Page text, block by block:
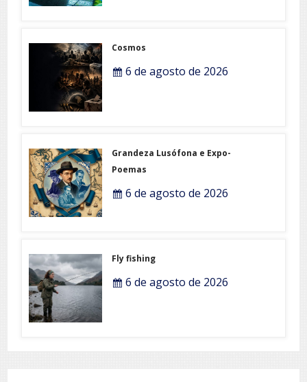
Cosmos
6 de agosto de 2026
Grandeza Lusófona e Expo-
Poemas
6 de agosto de 2026
Fly fishing
6 de agosto de 2026